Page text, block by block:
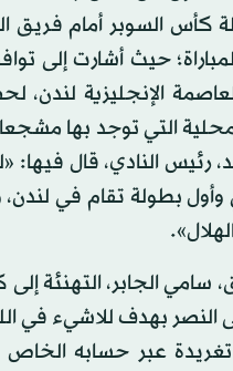
السوبر أمام فريق
حيث أشارت إلى
الإنجليزية لندن،
التي توجد بها
رئيس النادي، قال فيها:
بطولة تقام في
سامي الجابر، التهنئة
بهدف للاشيء في
تغريدة عبر حسابه